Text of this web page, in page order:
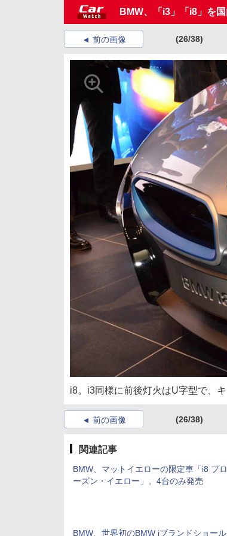
BMW、「i3」「i8」を
前の画像 (26/38)
i8。i3同様に前後灯火はU字型で、
前の画像 (26/38)
関連記事
BMW、マットイエローの限定車「i8 プ
ーズン・イエロー」。4台のみ発売
BMW、世界初のBMW iブランドショー